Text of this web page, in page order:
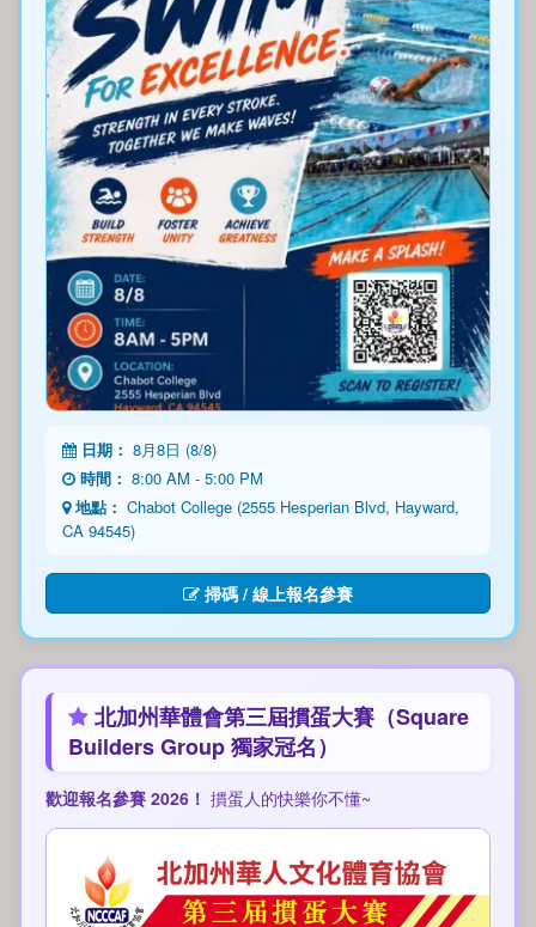
日期： 8月8日 (8/8)
時間： 8:00 AM - 5:00 PM
地點： Chabot College (2555 Hesperian Blvd, Hayward,
CA 94545)
掃碼 / 線上報名參賽
北加州華體會第三屆摜蛋大賽（Square
Builders Group 獨家冠名）
歡迎報名參賽 2026！ 摜蛋人的快樂你不懂~